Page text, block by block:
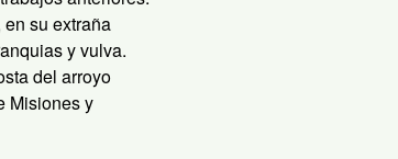
su extraña
y vulva.
del arroyo
Misiones y